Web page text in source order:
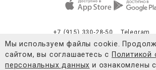
+7 (915) 330-28-50 Telegram
Согласие на
Мы используем файлы cookie.
сайтом, вы соглашаетесь с Политикой
персональных данных и ознакомлены с